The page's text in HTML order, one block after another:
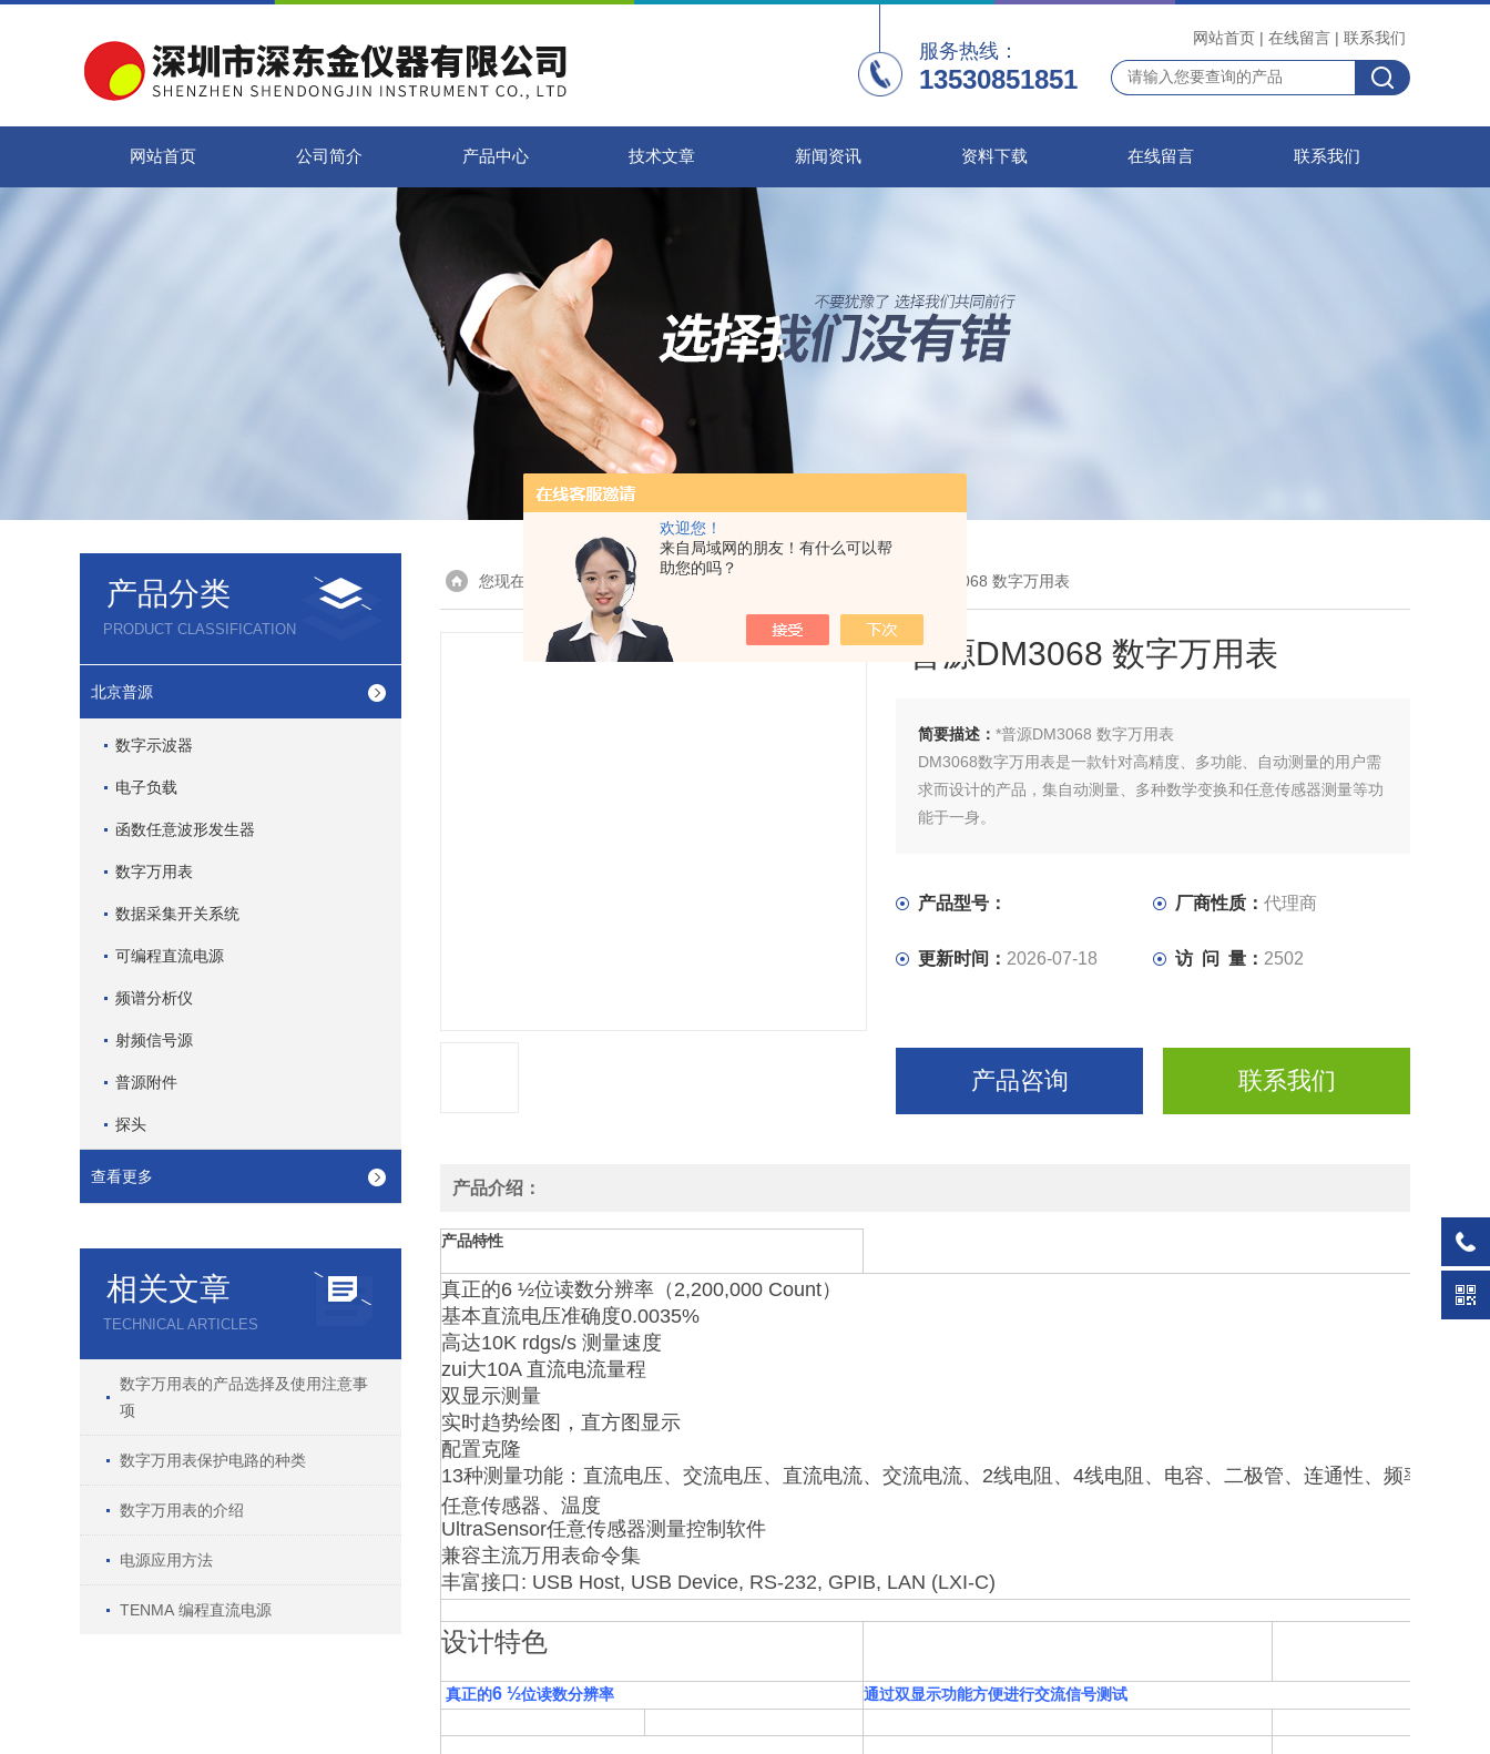
欢迎您！
来自局域网的朋友！有什么可以帮
助您的吗？
网站首页 | 在线留言 | 联系我们
服务热线：
13530851851
网站首页 公司简介 产品中心 技术文章 新闻资讯 资料下载 在线留言 联系我们
产品分类
PRODUCT CLASSIFICATION
北京普源
数字示波器
电子负载
函数任意波形发生器
数字万用表
数据采集开关系统
可编程直流电源
频谱分析仪
射频信号源
普源附件
探头
查看更多
相关文章
TECHNICAL ARTICLES
数字万用表的产品选择及使用注意事
项
数字万用表保护电路的种类
数字万用表的介绍
电源应用方法
TENMA 编程直流电源
您现在的位置：首页> 产品展示 > 北京普源 > *普源DM3068 数字万用表
*普源DM3068 数字万用表
简要描述：*普源DM3068 数字万用表
DM3068数字万用表是一款针对高精度、多功能、自动测量的用户需
求而设计的产品，集自动测量、多种数学变换和任意传感器测量等功
能于一身。
产品型号： 厂商性质：代理商
更新时间： 2026-07-18 访 问 量： 2502
产品咨询 联系我们
产品介绍：
产品特性
真正的6 ½位读数分辨率（2,200,000 Count）
基本直流电压准确度0.0035%
高达10K rdgs/s 测量速度
zui大10A 直流电流量程
双显示测量
实时趋势绘图，直方图显示
配置克隆
13种测量功能：直流电压、交流电压、直流电流、交流电流、2线电阻、4线电阻、电容、二极管、连通性、频率、周期
任意传感器、温度
UltraSensor任意传感器测量控制软件
兼容主流万用表命令集
丰富接口: USB Host, USB Device, RS-232, GPIB, LAN (LXI-C)
设计特色
真正的6 ½位读数分辨率 通过双显示功能方便进行交流信号测试